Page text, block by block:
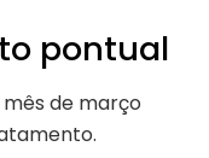
pontual
de março